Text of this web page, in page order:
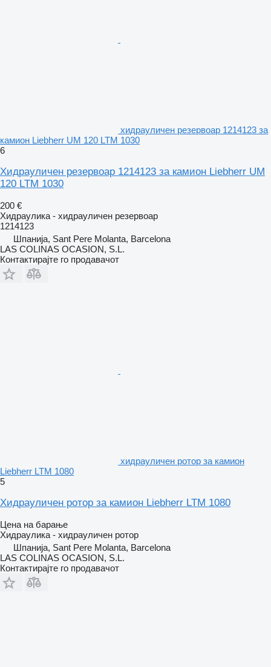
хидрауличен резервоар 1214123 за
камион Liebherr UM 120 LTM 1030
6
Хидрауличен резервоар 1214123 за камион Liebherr UM
120 LTM 1030
200 €
Хидраулика - хидрауличен резервоар
1214123
Шпанија, Sant Pere Molanta, Barcelona
LAS COLINAS OCASION, S.L.
Контактирајте го продавачот
хидрауличен ротор за камион
Liebherr LTM 1080
5
Хидрауличен ротор за камион Liebherr LTM 1080
Цена на барање
Хидраулика - хидрауличен ротор
Шпанија, Sant Pere Molanta, Barcelona
LAS COLINAS OCASION, S.L.
Контактирајте го продавачот